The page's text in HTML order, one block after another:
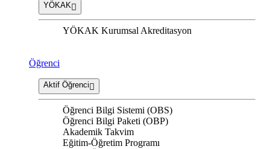
YÖKAK
YÖKAK Kurumsal Akreditasyon
Öğrenci
Aktif Öğrenci
Öğrenci Bilgi Sistemi (OBS)
Öğrenci Bilgi Paketi (OBP)
Akademik Takvim
Eğitim-Öğretim Programı